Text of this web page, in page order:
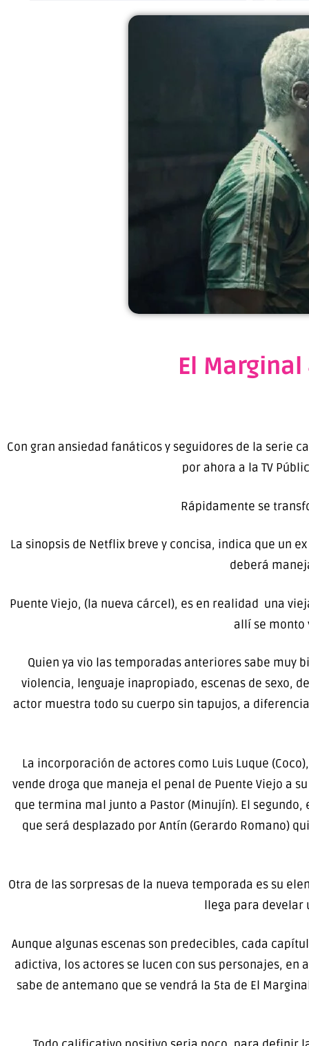
El
Con gran ansiedad fanáticos y seguidores de la serie
por ahora a la TV
Rápidamente se
La sinopsis de Netflix breve y concisa, indica que un
deberá
Puente Viejo, (la nueva cárcel), es en realidad una
allí se monto
Quien ya vio las temporadas anteriores sabe muy
violencia, lenguaje inapropiado, escenas de sexo,
actor muestra todo su cuerpo sin tapujos, a
La incorporación de actores como Luis Luque
vende droga que maneja el penal de Puente Viejo a
que termina mal junto a Pastor (Minujín). El
que será desplazado por Antín (Gerardo Romano)
Otra de las sorpresas de la nueva temporada es su
llega para develar
Aunque algunas escenas son predecibles, cada
adictiva, los actores se lucen con sus personajes, en
sabe de antemano que se vendrá la 5ta de El